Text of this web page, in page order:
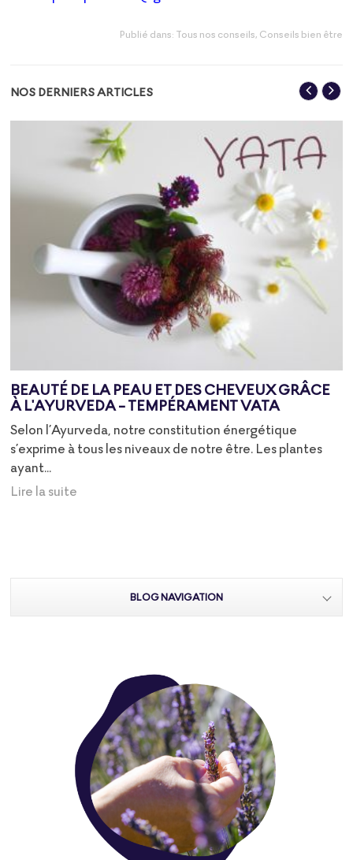
Publié dans: Tous nos conseils, Conseils bien être
NOS DERNIERS ARTICLES
BEAUTÉ DE LA PEAU ET DES CHEVEUX GRÂCE
À L'AYURVEDA - TEMPÉRAMENT VATA
Selon l’Ayurveda, notre constitution énergétique
s’exprime à tous les niveaux de notre être. Les plantes
ayant...
Lire la suite
BLOG NAVIGATION